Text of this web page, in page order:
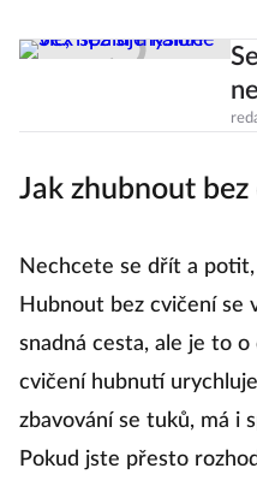
Jak zhubnout bez
Nechcete se dřít a
Hubnout bez cvičení se
snadná cesta, ale je to
cvičení hubnutí
zbavování se tuků, má i
Pokud jste přesto